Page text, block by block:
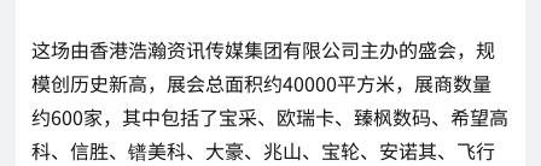
这场由香港浩瀚资讯传媒集团有限公司主办的盛会，规
模创历史新高，展会总面积约40000平方米，展商数量
约600家，其中包括了宝采、欧瑞卡、臻枫数码、希望高
科、信胜、镨美科、大豪、兆山、宝轮、安诺其、飞行